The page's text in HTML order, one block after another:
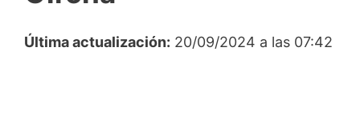
Última actualización: 20/09/2024 a las 07:42